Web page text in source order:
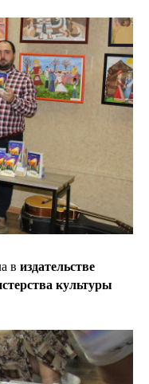
в издательстве
культуры